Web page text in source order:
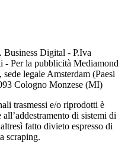
Digital - P.Iva
Per la pubblicità Mediamond
legale Amsterdam (Paesi
Cologno Monzese (MI)
trasmessi e/o riprodotti è
di sistemi di
fatto divieto espresso di
scraping.